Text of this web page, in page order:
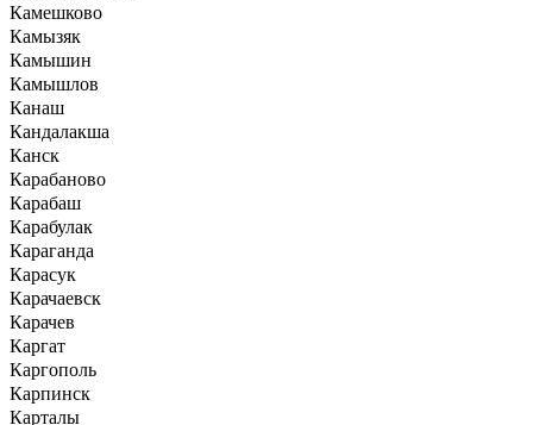
Камешково
Камызяк
Камышин
Камышлов
Канаш
Кандалакша
Канск
Карабаново
Карабаш
Карабулак
Караганда
Карасук
Карачаевск
Карачев
Каргат
Каргополь
Карпинск
Карталы